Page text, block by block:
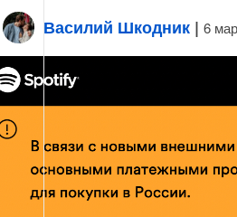
Василий Шкодник | 6